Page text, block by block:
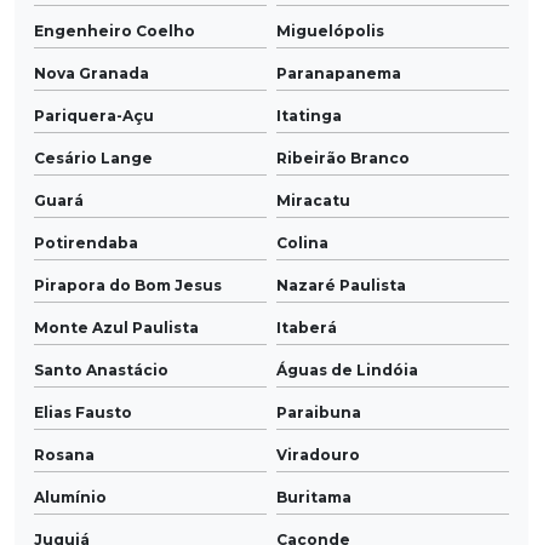
Engenheiro Coelho Miguelópolis
Nova Granada Paranapanema
Pariquera-Açu Itatinga
Cesário Lange Ribeirão Branco
Guará Miracatu
Potirendaba Colina
Pirapora do Bom Jesus Nazaré Paulista
Monte Azul Paulista Itaberá
Santo Anastácio Águas de Lindóia
Elias Fausto Paraibuna
Rosana Viradouro
Alumínio Buritama
Juquiá Caconde